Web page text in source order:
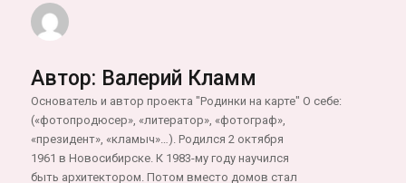
Автор: Валерий Кламм
Основатель и автор проекта "Родинки на карте" О себе:
(«фотопродюсер», «литератор», «фотограф»,
«президент», «кламыч»…). Родился 2 октября
1961 в Новосибирске. К 1983-му году научился
быть архитектором. Потом вместо домов стал